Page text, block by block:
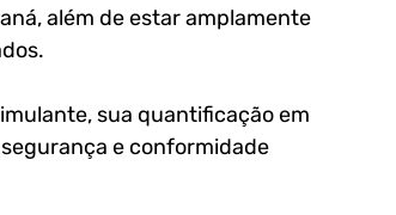
além de estar amplamente
sua quantificação em
e conformidade